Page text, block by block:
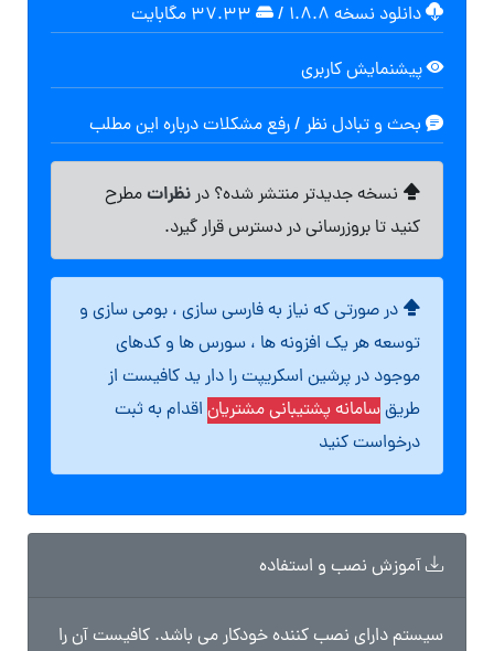
دانلود نسخه ۱.۸.۸ /
پیشنمایش کاربری
بحث و تبادل نظر / رفع مشکلات درباره این مطلب
نسخه جدیدتر منتشر شده؟ درنظراتمطرح
کنید تا بروزرسانی در دسترس قرار گیرد.
در صورتی که نیاز به فارسی سازی ، بومی سازی و
توسعه هر یک افزونه ها ، سورس ها و کدهای
موجود در پرشین اسکریپت را دار ید کافیست از
طریقسامانه پشتیبانی مشتریان اقدام به ثبت
درخواست کنید
آموزش نصب و استفاده
سیستم دارای نصب کننده خودکار می باشد. کافیست آن را